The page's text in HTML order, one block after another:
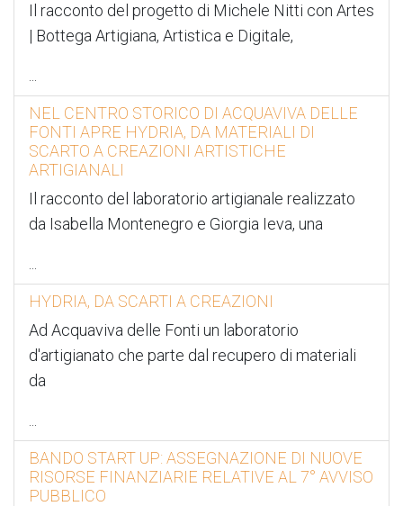
Il racconto del progetto di Michele Nitti con Artes
| Bottega Artigiana, Artistica e Digitale,
NEL CENTRO STORICO DI ACQUAVIVA DELLE
FONTI APRE HYDRIA, DA MATERIALI DI
SCARTO A CREAZIONI ARTISTICHE
ARTIGIANALI
Il racconto del laboratorio artigianale realizzato
da Isabella Montenegro e Giorgia Ieva, una
HYDRIA, DA SCARTI A CREAZIONI
Ad Acquaviva delle Fonti un laboratorio
d'artigianato che parte dal recupero di materiali
da
BANDO START UP: ASSEGNAZIONE DI NUOVE
RISORSE FINANZIARIE RELATIVE AL 7° AVVISO
PUBBLICO